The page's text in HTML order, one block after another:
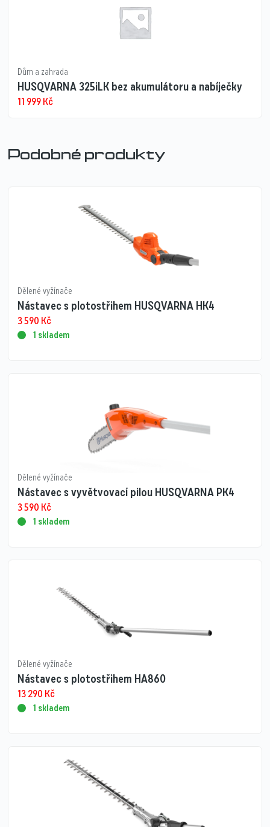
Dům a zahrada
HUSQVARNA 325iLK bez akumulátoru a nabíječky
11 999Kč
Podobné produkty
Dělené vyžínače
Nástavec s plotostřihem HUSQVARNA HK4
3 590 Kč
1 skladem
Dělené vyžínače
Nástavec s vyvětvovací pilou HUSQVARNA PK4
3 590 Kč
1 skladem
Dělené vyžínače
Nástavec s plotostřihem HA860
13 290 Kč
1 skladem